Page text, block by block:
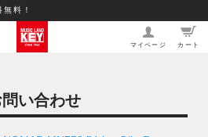
料！
マイページ カート
い合わせ